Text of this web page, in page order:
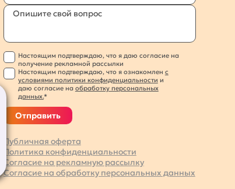
Настоящим подтверждаю, что я даю согласие на
получение рекламной рассылки
Настоящим подтверждаю, что я ознакомлен с
условиями политики конфиденциальности и
даю согласие на обработку персональных
данных.*
Отправить
Публичная оферта
Политика конфиденциальности
Согласие на рекламную рассылку
Согласие на обработку персональных данных